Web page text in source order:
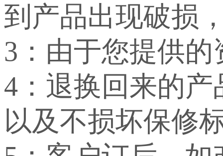
到产品出现破损
3：由于您提供
4：退换回来的
以及不损坏保修